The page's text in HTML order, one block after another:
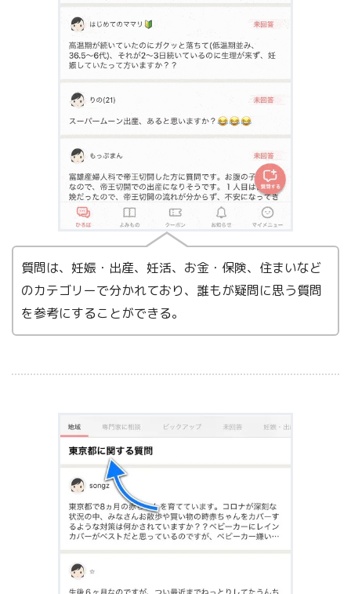
質問は、妊娠・出産、妊活、お金・保険、住まいなど
のカテゴリーで分かれており、誰もが疑問に思う質問
を参考にすることができる。